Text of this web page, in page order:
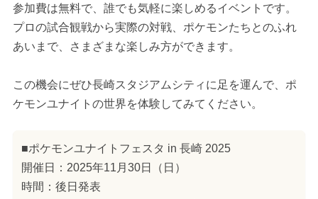
参加費は無料で、誰でも気軽に楽しめるイベントです。
プロの試合観戦から実際の対戦、ポケモンたちとのふれ
あいまで、さまざまな楽しみ方ができます。
この機会にぜひ長崎スタジアムシティに足を運んで、ポ
ケモンユナイトの世界を体験してみてください。
■ポケモンユナイトフェスタ in 長崎 2025
開催日：2025年11月30日（日）
時間：後日発表